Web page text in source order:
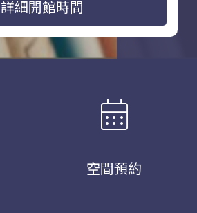
詳細開館時間
calendar_month
空間預約